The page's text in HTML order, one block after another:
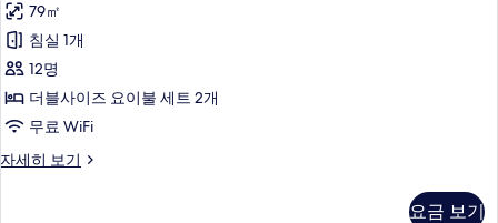
79㎡
침실 1개
12명
더블사이즈 요이불 세트 2개
무료 WiFi
자세히 보기
추
요금 보기